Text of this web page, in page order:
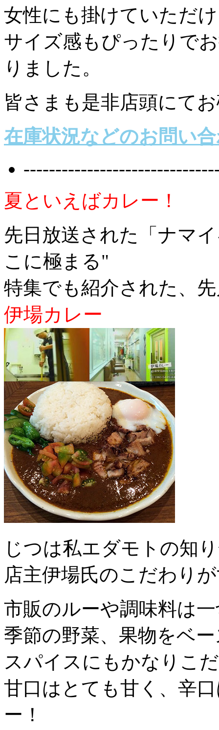
女性にも掛けていただ
サイズ感もぴったりで
りました。
皆さまも是非店頭にて
在庫状況などのお問い
夏といえばカレー！
先日放送された「ナマ
こに極まる"
特集でも紹介された、
伊場カレー
じつは私エダモトの知
店主伊場氏のこだわり
市販のルーや調味料は
季節の野菜、果物をベ
スパイスにもかなりこ
甘口はとても甘く、辛
ー！